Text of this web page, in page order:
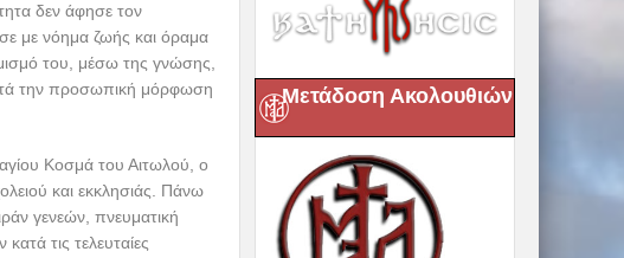
δεν άφησε τον
με νόημα ζωής και όραμα
του, μέσω της γνώσης,
την προσωπική μόρφωση
Κοσμά του Αιτωλού, ο
και εκκλησιάς. Πάνω
γενεών, πνευματική
τις τελευταίες
Μετάδοση Ακολουθιών